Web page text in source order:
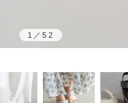
1 ／52